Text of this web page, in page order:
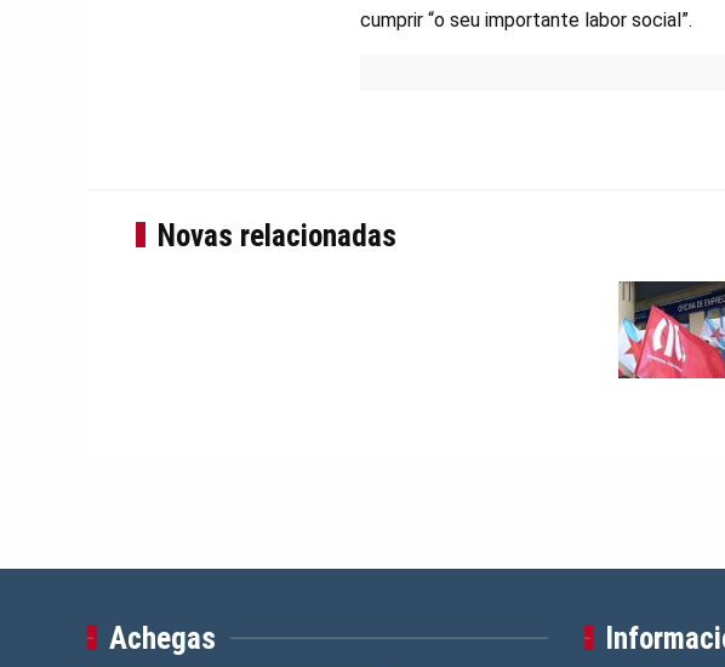
cumprir “o seu importante labor social”.
Novas relacionadas
Achegas